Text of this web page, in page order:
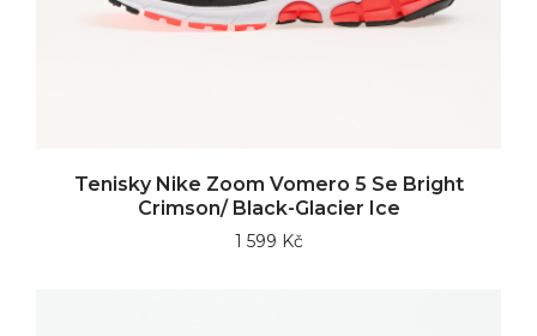
Tenisky Nike Zoom Vomero 5 Se Bright
Crimson/ Black-Glacier Ice
1 599 Kč